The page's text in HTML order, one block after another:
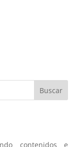
contenidos e